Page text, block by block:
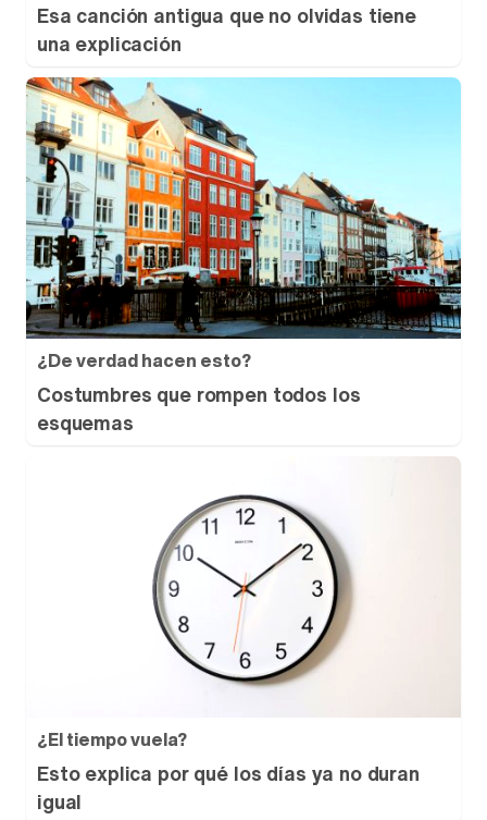
Esa canción antigua que no olvidas tiene
una explicación
¿De verdad hacen esto?
Costumbres que rompen todos los
esquemas
¿El tiempo vuela?
Esto explica por qué los días ya no duran
igual